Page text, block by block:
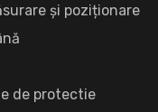
și poziționare
de protectie